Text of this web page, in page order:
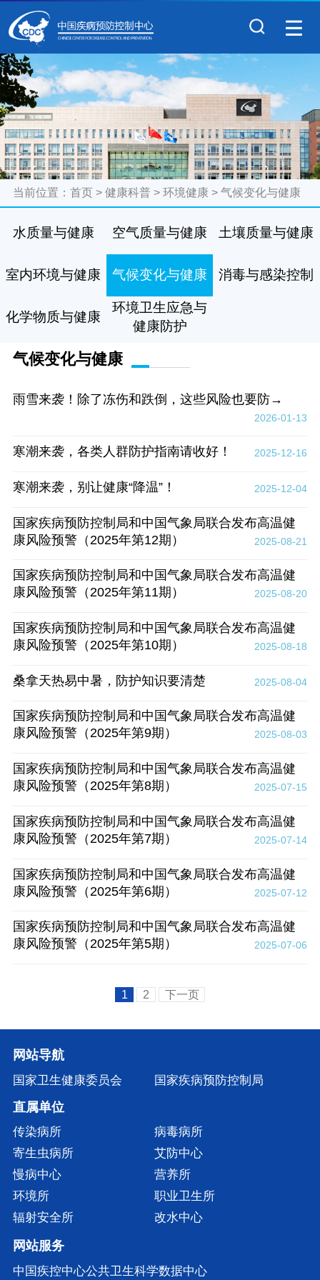
当前位置： 首页> 健康科普> 环境健康 > 气候变化与健康
水质量与健康 空气质量与健康 土壤质量与健康
室内环境与健康 气候变化与健康 消毒与感染控制
化学物质与健康
环境卫生应急与
健康防护
气候变化与健康
雨雪来袭！除了冻伤和跌倒，这些风险也要防→
2026-01-13
寒潮来袭，各类人群防护指南请收好！ 2025-12-16
寒潮来袭，别让健康“降温”！ 2025-12-04
国家疾病预防控制局和中国气象局联合发布高温健
康风险预警（2025年第12期）
2025-08-21
国家疾病预防控制局和中国气象局联合发布高温健
康风险预警（2025年第11期）
2025-08-20
国家疾病预防控制局和中国气象局联合发布高温健
康风险预警（2025年第10期）
2025-08-18
桑拿天热易中暑，防护知识要清楚 2025-08-04
国家疾病预防控制局和中国气象局联合发布高温健
康风险预警（2025年第9期）
2025-08-03
国家疾病预防控制局和中国气象局联合发布高温健
康风险预警（2025年第8期）
2025-07-15
国家疾病预防控制局和中国气象局联合发布高温健
康风险预警（2025年第7期）
2025-07-14
国家疾病预防控制局和中国气象局联合发布高温健
康风险预警（2025年第6期）
2025-07-12
国家疾病预防控制局和中国气象局联合发布高温健
康风险预警（2025年第5期）
2025-07-06
1 2 下一页
网站导航
国家卫生健康委员会 国家疾病预防控制局
直属单位
传染病所
病毒病所
寄生虫病所
艾防中心
慢病中心
营养所
环境所
职业卫生所
辐射安全所
改水中心
网站服务
中国疾控中心公共卫生科学数据中心